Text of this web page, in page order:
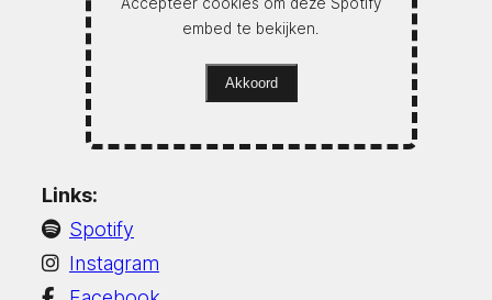
embed te bekijken.
Akkoord
Links:
Spotify
Instagram